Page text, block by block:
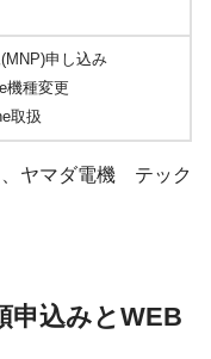
申し込み
機種変更
取扱
、ヤマダ電機 テック
申込みとWEB